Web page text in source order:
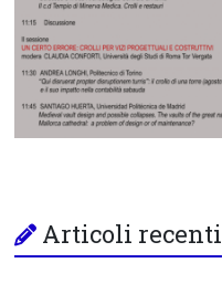
Articoli recenti